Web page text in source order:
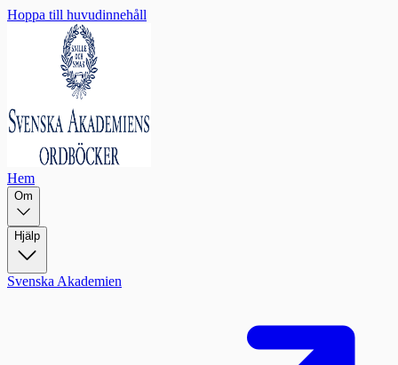
Hoppa till huvudinnehåll
Hem
Om
Hjälp
Svenska Akademien